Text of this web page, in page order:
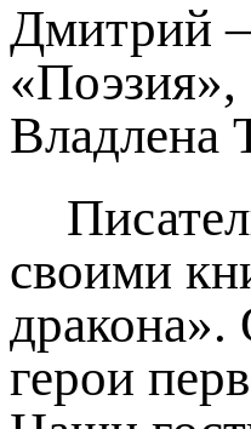
Дмитрий
Владлена
своими
дракона».
герои